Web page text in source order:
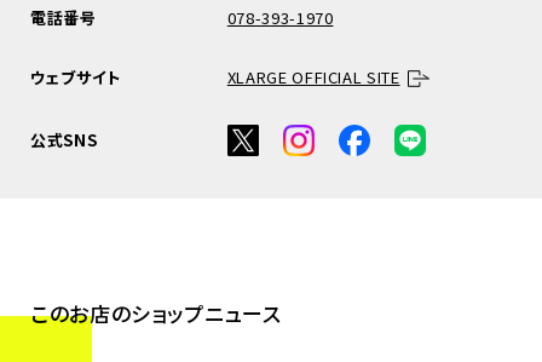
電話番号 078-393-1970
ウェブサイト XLARGE OFFICIAL SITE
公式SNS
このお店のショップニュース